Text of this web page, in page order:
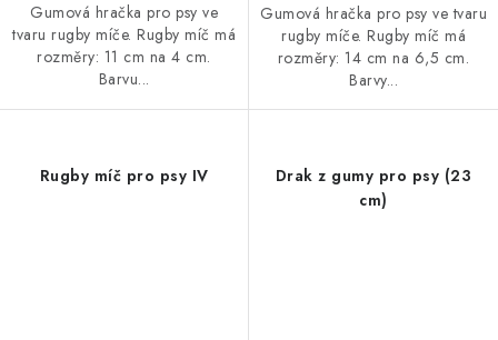
Gumová hračka pro psy ve
tvaru rugby míče. Rugby míč má
rozměry: 11 cm na 4 cm.
Barvu...
Gumová hračka pro psy ve tvaru
rugby míče. Rugby míč má
rozměry: 14 cm na 6,5 cm.
Barvy...
Rugby míč pro psy IV
Drak z gumy pro psy (23
cm)